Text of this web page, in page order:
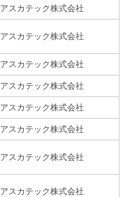
アスカテック株式会社
アスカテック株式会社
アスカテック株式会社
アスカテック株式会社
アスカテック株式会社
アスカテック株式会社
アスカテック株式会社
アスカテック株式会社